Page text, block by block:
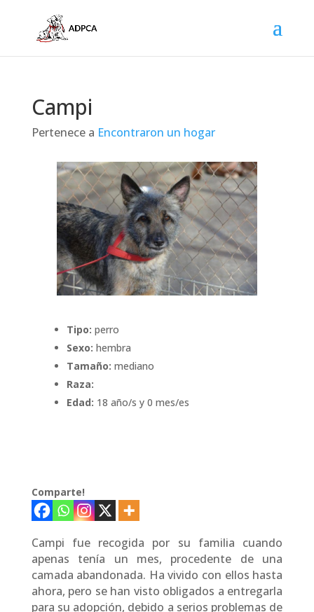
Campi
Pertenece a Encontraron un hogar
Tipo: perro
Sexo: hembra
Tamaño: mediano
Raza:
Edad: 18 año/s y 0 mes/es
Comparte!
Campi fue recogida por su familia cuando
apenas tenía un mes, procedente de una
camada abandonada. Ha vivido con ellos hasta
ahora, pero se han visto obligados a entregarla
para su adopción, debido a serios problemas de